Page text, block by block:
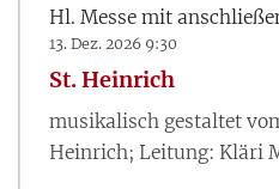
Hl. Messe mit
13. Dez. 2026 9:30
St. Heinrich
musikalisch gestaltet
Heinrich; Leitung: Kläri